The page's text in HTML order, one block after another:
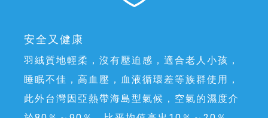
安全又健康
羽絨質地輕柔，沒有壓迫感，適合老人小孩，
睡眠不佳，高血壓，血液循環差等族群使用，
此外台灣因亞熱帶海島型氣候，空氣的濕度介